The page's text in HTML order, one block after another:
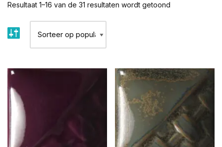
Resultaat 1–16 van de 31 resultaten wordt getoond